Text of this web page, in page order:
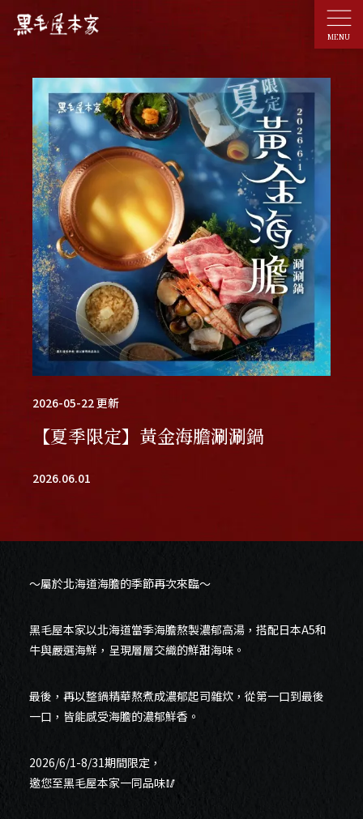
MENU
關於品牌
ABOUT US
菜單介紹
MENU & DRINKS
最新情報
NEWS & EVENTS
分店據點
BRANCH
人才招募
RECRUITS
聯絡我們
CONTACT US
加入會員
2026-05-22更新
【夏季限定】黃金海膽涮涮鍋
2026.06.01
～屬於北海道海膽的季節再次來臨～
黑毛屋本家以北海道當季海膽熬製濃郁高湯，搭配日本A5和
牛與嚴選海鮮，呈現層層交織的鮮甜海味。
最後，再以整鍋精華熬煮成濃郁起司雜炊，從第一口到最後
一口，皆能感受海膽的濃郁鮮香。
2026/6/1-8/31期間限定，
邀您至黑毛屋本家一同品味🥢